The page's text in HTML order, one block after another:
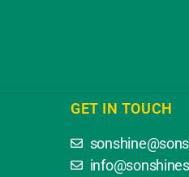
GET IN TOUCH